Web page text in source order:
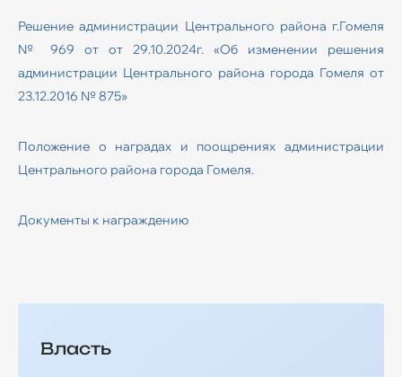
Решение администрации Центрального района г.Гомеля
№ 969 от от 29.10.2024г. «Об изменении решения
администрации Центрального района города Гомеля от
23.12.2016 № 875»
Положение о наградах и поощрениях администрации
Центрального района города Гомеля.
Документы к награждению
Власть